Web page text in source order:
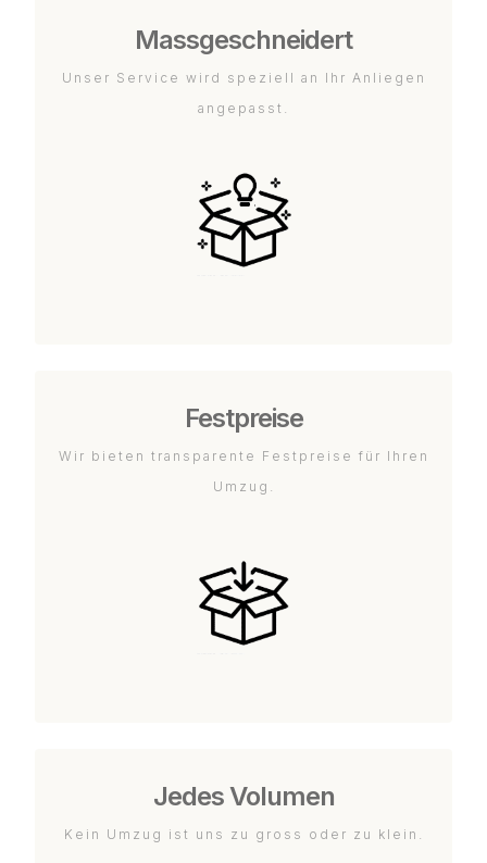
Massgeschneidert
Unser Service wird speziell an Ihr Anliegen
angepasst.
Festpreise
Wir bieten transparente Festpreise für Ihren
Umzug.
Jedes Volumen
Kein Umzug ist uns zu gross oder zu klein.